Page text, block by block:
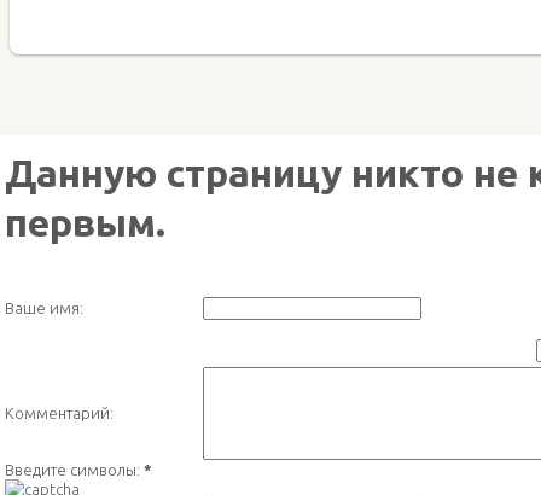
Данную страницу никто
первым.
Ваше имя:
Комментарий:
Введите символы: *